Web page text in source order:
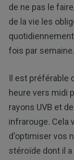
de ne pas le
de la vie les
fois par semaine.
Il est préférable
heure vers midi
rayons UVB et
infrarouge. Cela
d'optimiser vos
stéroïde dont il